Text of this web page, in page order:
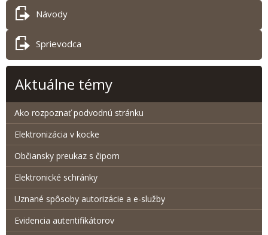
Návody
Sprievodca
Aktuálne témy
Ako rozpoznať podvodnú stránku
Elektronizácia v kocke
Občiansky preukaz s čipom
Elektronické schránky
Uznané spôsoby autorizácie a e-služby
Evidencia autentifikátorov